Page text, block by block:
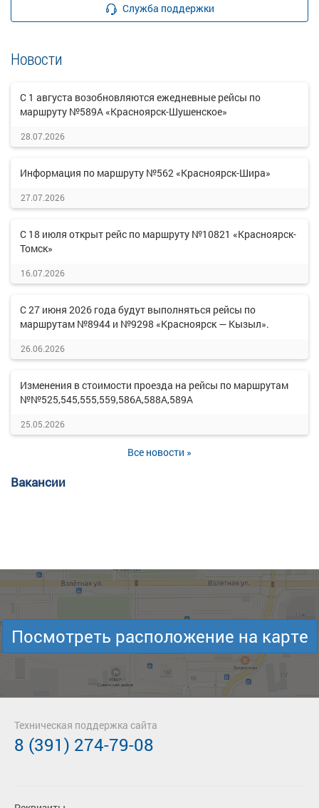
Служба поддержки
Новости
С 1 августа возобновляются ежедневные рейсы по
маршруту №589А «Красноярск-Шушенское»
28.07.2026
Информация по маршруту №562 «Красноярск-Шира»
27.07.2026
С 18 июля открыт рейс по маршруту №10821 «Красноярск-
Томск»
16.07.2026
С 27 июня 2026 года будут выполняться рейсы по
маршрутам №8944 и №9298 «Красноярск — Кызыл».
26.06.2026
Изменения в стоимости проезда на рейсы по маршрутам
№№525,545,555,559,586А,588А,589А
25.05.2026
Все новости »
Вакансии
Посмотреть расположение на карте
Техническая поддержка сайта
8 (391) 274-79-08